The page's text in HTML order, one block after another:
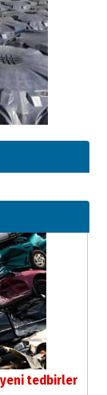
yeni tedbirler